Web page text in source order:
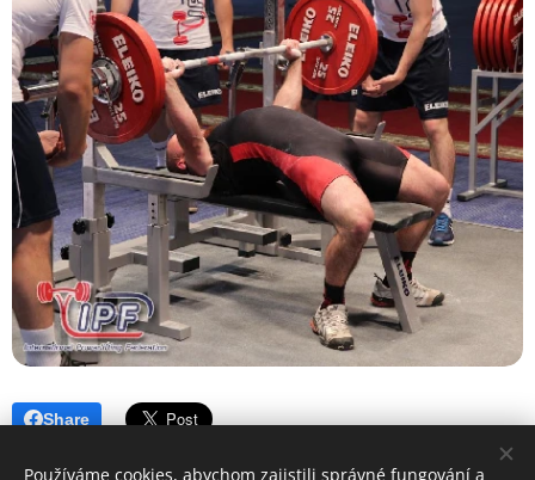
Share
Používáme cookies, abychom zajistili správné fungování a